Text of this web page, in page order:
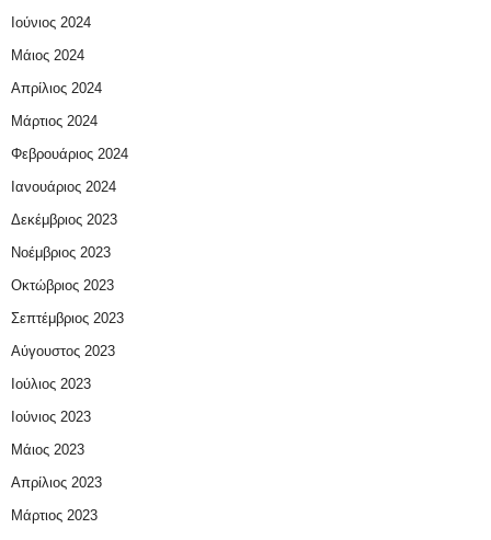
Ιούνιος 2024
Μάιος 2024
Απρίλιος 2024
Μάρτιος 2024
Φεβρουάριος 2024
Ιανουάριος 2024
Δεκέμβριος 2023
Νοέμβριος 2023
Οκτώβριος 2023
Σεπτέμβριος 2023
Αύγουστος 2023
Ιούλιος 2023
Ιούνιος 2023
Μάιος 2023
Απρίλιος 2023
Μάρτιος 2023